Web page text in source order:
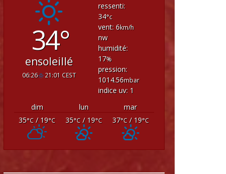
34°
ensoleillé
06:26 21:01 CEST
ressenti:
34°c
vent: 6km/h
nw
humidité:
17%
pression:
1014.56mbar
indice uv: 1
dim
lun
mar
35°C / 19°C 35°C/ 19°C 37°C/ 19°C